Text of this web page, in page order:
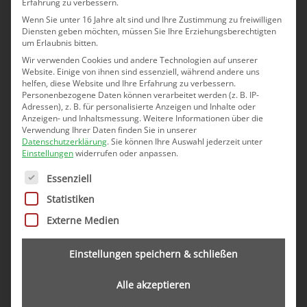
Zur klassischen Gartenpflege gehört zunächst
die Rasenpflege. Je nach Jahreszeit und
Witterung muss der Rasen alle ein bis zwei
Wochen gemäht werden, um ein gepflegtes
Erscheinungsbild zu gewährleisten. Dabei geht
es nicht nur um die Optik, sondern auch um die
Gesundheit des Rasens. Ein regelmäßig
geschnittener Rasen ist dichter,
widerstandsfähiger gegen Unkraut und sieht
einfach besser aus. Hinzu kommt der
Heckenschnitt, der je nach Heckenart ein- bis
zweimal im Jahr erforderlich ist. Gerade bei
älteren Liegenschaften in Bockum finden sich
oft große Thujen- oder Ligusterhecken, die
ohne regelmäßigen Schnitt schnell aus der
Form geraten und den Nachbarn buchstäblich
Wenn Sie unter 16 Jahre alt sind und Ihre Zustimmung zu freiwilligen
Diensten geben möchten, müssen Sie Ihre Erziehungsberechtigten
um Erlaubnis bitten.
Wir verwenden Cookies und andere Technologien auf unserer
Website. Einige von ihnen sind essenziell, während andere uns
helfen, diese Website und Ihre Erfahrung zu verbessern.
Personenbezogene Daten können verarbeitet werden (z. B. IP-
Adressen), z. B. für personalisierte Anzeigen und Inhalte oder
Anzeigen- und Inhaltsmessung.Weitere Informationen über die
Verwendung Ihrer Daten finden Sie in unserer
Datenschutzerklärung.Sie können Ihre Auswahl jederzeit unter
Einstellungenwiderrufen oder anpassen.
Es folgt eine Liste der Service-Gruppen, für die eine
Essenziell
Statistiken
Externe Medien
Einstellungen speichern & schließen
Alle akzeptieren